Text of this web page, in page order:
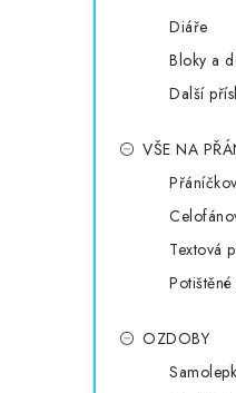
Diáře
Bloky a
Další
VŠE NA
Textová
OZDOBY